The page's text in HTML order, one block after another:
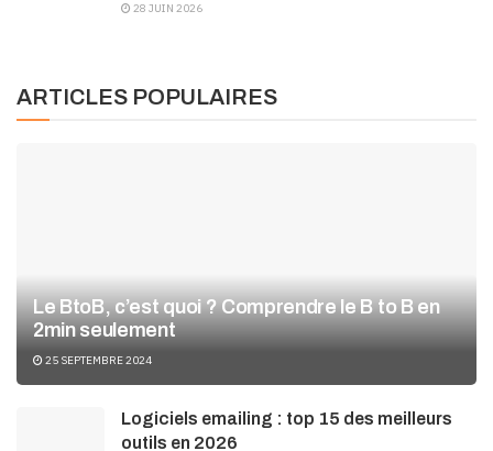
28 JUIN 2026
ARTICLES POPULAIRES
Le BtoB, c’est quoi ? Comprendre le B to B en
2min seulement
25 SEPTEMBRE 2024
Logiciels emailing : top 15 des meilleurs
outils en 2026